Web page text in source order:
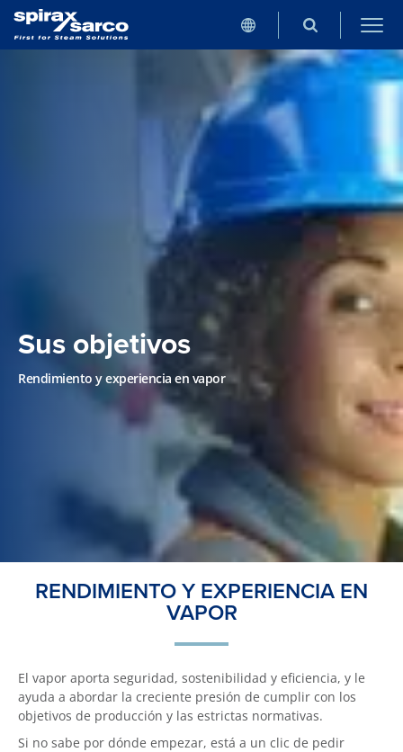
Sus objetivos
Rendimiento y experiencia en vapor
RENDIMIENTO Y EXPERIENCIA EN
VAPOR
El vapor aporta seguridad, sostenibilidad y eficiencia, y le
ayuda a abordar la creciente presión de cumplir con los
objetivos de producción y las estrictas normativas.
Si no sabe por dónde empezar, está a un clic de pedir